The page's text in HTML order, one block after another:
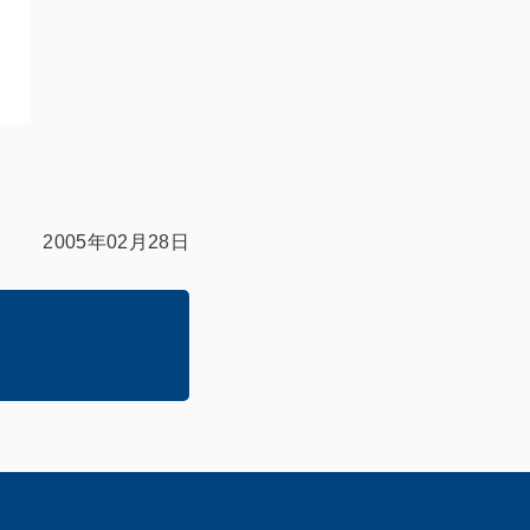
2005年02月28日